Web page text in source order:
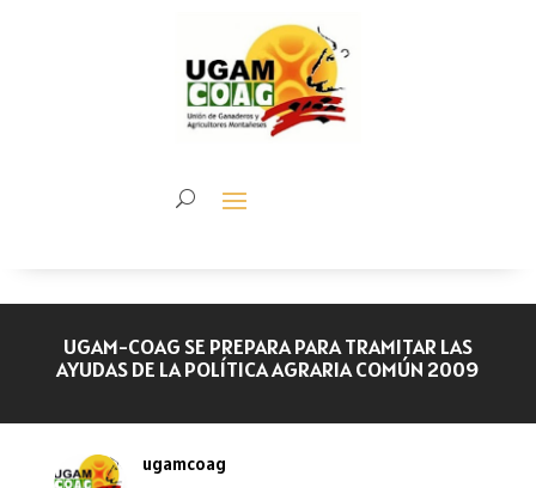
UGAM-COAG SE PREPARA PARA TRAMITAR LAS
AYUDAS DE LA POLÍTICA AGRARIA COMÚN 2009
ugamcoag